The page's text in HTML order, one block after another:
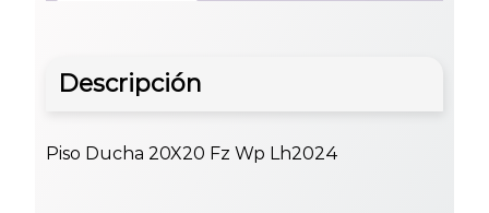
Descripción
Piso Ducha 20X20 Fz Wp Lh2024